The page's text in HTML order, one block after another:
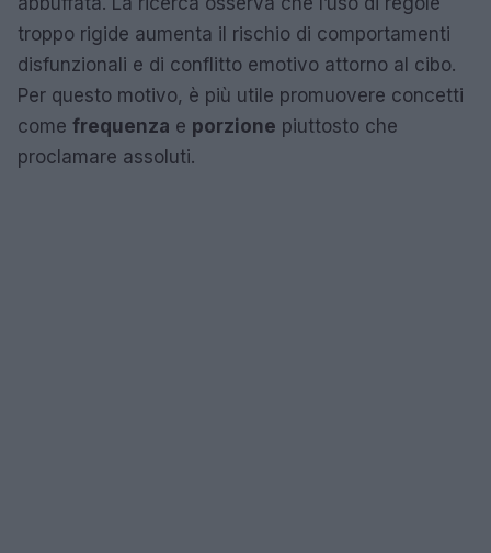
troppo rigide aumenta il rischio di comportamenti
disfunzionali e di conflitto emotivo attorno al cibo.
Per questo motivo, è più utile promuovere concetti
come frequenza e porzione piuttosto che
proclamare assoluti.